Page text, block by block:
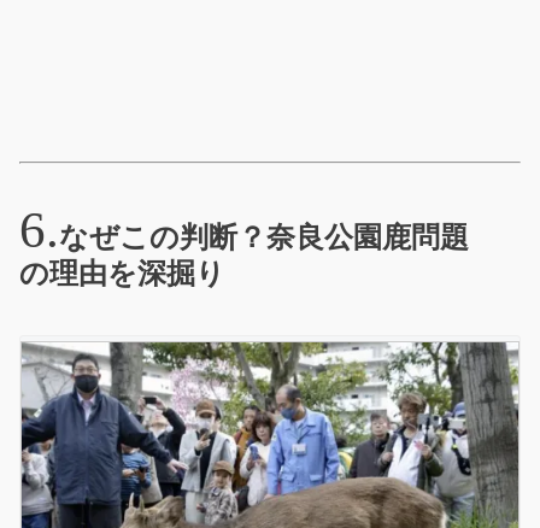
なぜこの判断？奈良公園鹿問題
の理由を深掘り